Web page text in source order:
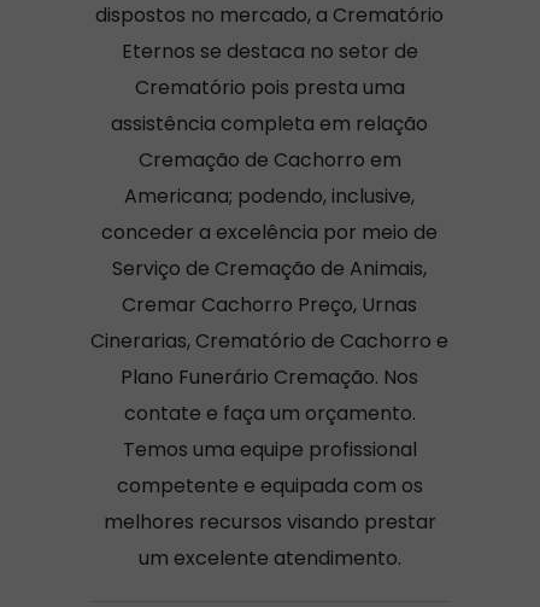
dispostos no mercado, a Crematório
Eternos se destaca no setor de
Crematório pois presta uma
assistência completa em relação
Cremação de Cachorro em
Americana; podendo, inclusive,
conceder a excelência por meio de
Serviço de Cremação de Animais,
Cremar Cachorro Preço, Urnas
Cinerarias, Crematório de Cachorro e
Plano Funerário Cremação. Nos
contate e faça um orçamento.
Temos uma equipe profissional
competente e equipada com os
melhores recursos visando prestar
um excelente atendimento.